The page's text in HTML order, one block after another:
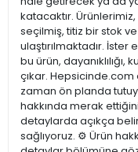
katacaktır.
seçilmiş, titiz bir stok
ulaştırılmaktadır.
bu ürün, dayanıklılığı,
çıkar.
zaman ön planda
hakkında merak
detaylarda açıkça
sağlıyoruz. ⚙️ Ürün